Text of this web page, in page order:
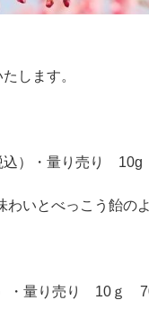
します。
）・量り売り 10g
いとべっこう飴の
量り売り 10ｇ